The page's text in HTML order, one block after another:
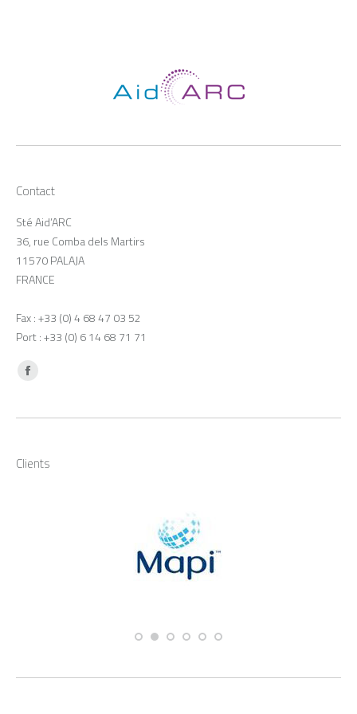
Contact
Sté Aid’ARC
36, rue Comba dels Martirs
11570 PALAJA
FRANCE
Fax : +33 (0) 4 68 47 03 52
Port : +33 (0) 6 14 68 71 71
Find us on:
Facebook
Clients